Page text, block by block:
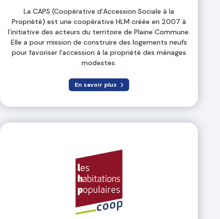
La CAPS (Coopérative d’Accession Sociale à la
Propriété) est une coopérative HLM créée en 2007 à
l’initiative des acteurs du territoire de Plaine Commune.
Elle a pour mission de construire des logements neufs
pour favoriser l’accession à la propriété des ménages
modestes.
En savoir plus